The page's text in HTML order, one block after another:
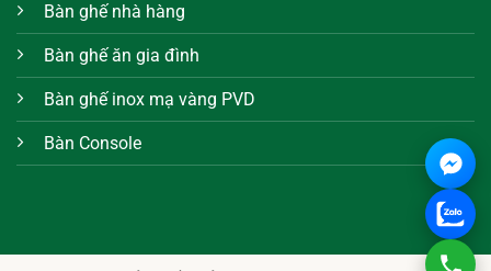
Bàn ghế nhà hàng
Bàn ghế ăn gia đình
Bàn ghế inox mạ vàng PVD
Bàn Console